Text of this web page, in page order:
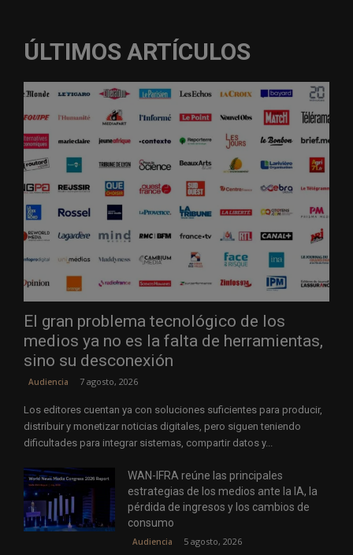
ÚLTIMOS ARTÍCULOS
El gran problema tecnológico de los
medios ya no es la falta de herramientas,
sino su desconexión
Audiencia 7 agosto, 2026
Los editores cuentan ya con soluciones suficientes para producir,
distribuir y monetizar noticias digitales, pero siguen teniendo
dificultades para integrar sistemas, compartir datos y...
WAN-IFRA reúne las principales
estrategias de los medios ante la IA, la
pérdida de ingresos y los cambios de
consumo
Audiencia 5 agosto, 2026